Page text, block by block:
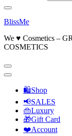
BlissMe
We ♥ Cosmetics –
COSMETICS
🛍Shop
📢SALES
👜Luxury
🎁Gift Card
❤️Account